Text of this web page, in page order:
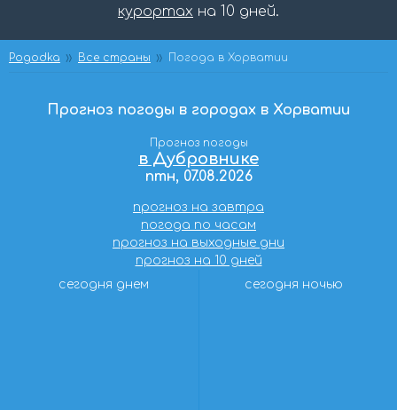
курортах на 10 дней.
Pogodka Все страны Погода в Хорватии
Прогноз погоды в городах в Хорватии
Прогноз погоды
в Дубровнике
птн, 07.08.2026
прогноз на завтра
погода по часам
прогноз на выходные дни
прогноз на 10 дней
сегодня днем
сегодня ночью